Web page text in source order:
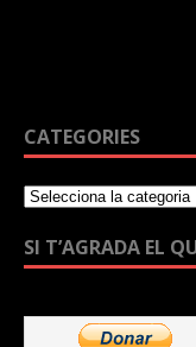
CATEGORIES
SI T’AGRADA EL